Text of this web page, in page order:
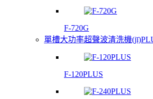
F-720G
單槽大功率超聲波清洗機
F-120PLUS